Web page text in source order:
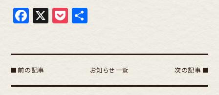
Facebook
X Pocket
共
前の記事 お知らせ一覧 次の記事